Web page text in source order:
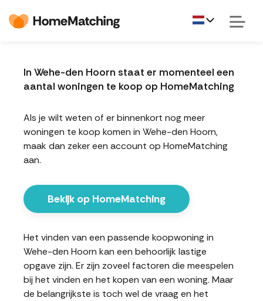
In Wehe-den Hoorn staat er momenteel een
aantal woningen te koop op HomeMatching
Als je wilt weten of er binnenkort nog meer
woningen te koop komen in Wehe-den Hoorn,
maak dan zeker een account op HomeMatching
aan.
Bekijk op HomeMatching
Het vinden van een passende koopwoning in
Wehe-den Hoorn kan een behoorlijk lastige
opgave zijn. Er zijn zoveel factoren die meespelen
bij het vinden en het kopen van een woning. Maar
de belangrijkste is toch wel de vraag en het